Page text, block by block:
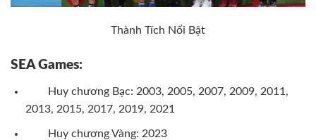
Thành Tích Nổi Bật
SEA Games:
Huy chương Bạc: 2003, 2005, 2007, 2009, 2011,
2013, 2015, 2017, 2019, 2021
Huy chương Vàng: 2023